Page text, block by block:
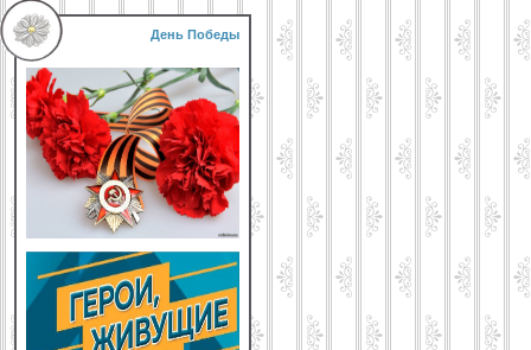
День Победы